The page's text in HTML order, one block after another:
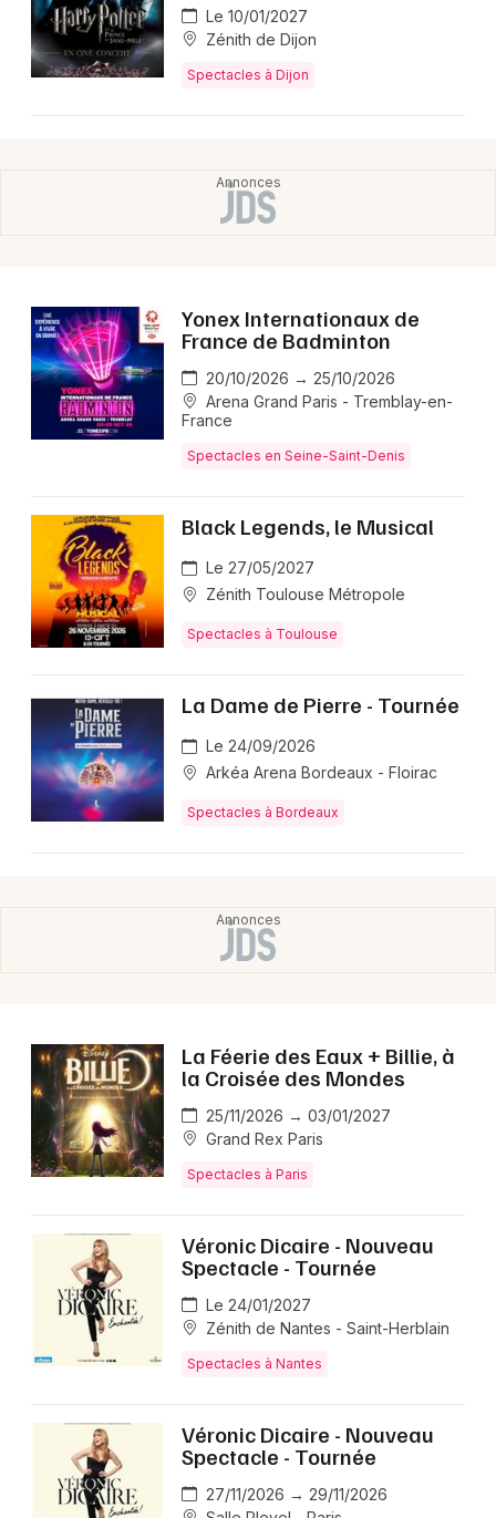
Le 10/01/2027
Zénith de Dijon
Spectacles à Dijon
Yonex Internationaux de
France de Badminton
20/10/2026 → 25/10/2026
Arena Grand Paris - Tremblay-en-
France
Spectacles en Seine-Saint-Denis
Black Legends, le Musical
Le 27/05/2027
Zénith Toulouse Métropole
Spectacles à Toulouse
La Dame de Pierre - Tournée
Le 24/09/2026
Arkéa Arena Bordeaux - Floirac
Spectacles à Bordeaux
La Féerie des Eaux + Billie, à
la Croisée des Mondes
25/11/2026 → 03/01/2027
Grand Rex Paris
Spectacles à Paris
Véronic Dicaire - Nouveau
Spectacle - Tournée
Le 24/01/2027
Zénith de Nantes - Saint-Herblain
Spectacles à Nantes
Véronic Dicaire - Nouveau
Spectacle - Tournée
27/11/2026 → 29/11/2026